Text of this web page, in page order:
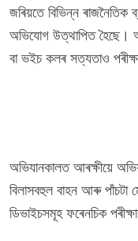
জৰিয়তে বিভিন্ন ৰাজনৈতিক
অভিযোগ উত্থাপিত হৈছে।
বা ভইচ কলৰ সত্যতাও
অভিযানকালত আৰক্ষীয়ে
বিলাসবহুল বাহন আৰু পাঁচটা
ডিভাইচসমূহ ফৰেনচিক